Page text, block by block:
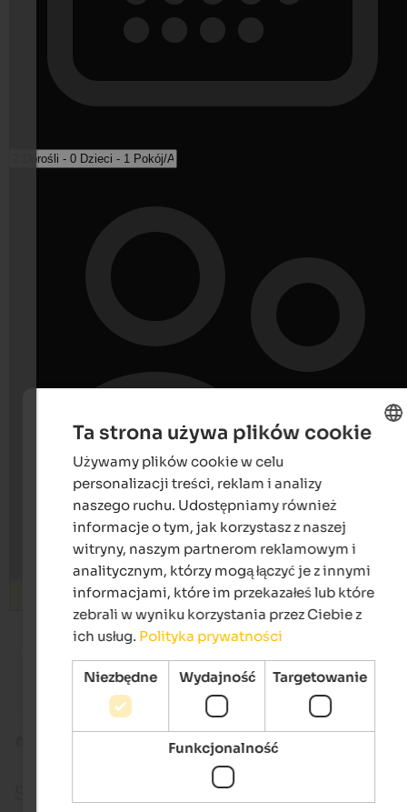
Wyszukiwanie
Hotel Vilpianerhof
Active hotel | Terlan in Southern South Tyrol
Hotel
Produkty z Południowego Tyrolu Speck
Speck z Południowego Tyrolu
Ta strona używa plików cookie
Używamy plików cookie w celu
personalizacji treści, reklam i analizy
naszego ruchu. Udostępniamy również
informacje o tym, jak korzystasz z naszej
witryny, naszym partnerom reklamowym i
analitycznym, którzy mogą łączyć je z innymi
informacjami, które im przekazałeś lub które
zebrali w wyniku korzystania przez Ciebie z
ich usług. Polityka prywatności
Niezbędne Wydajność Targetowanie
Funkcjonalność